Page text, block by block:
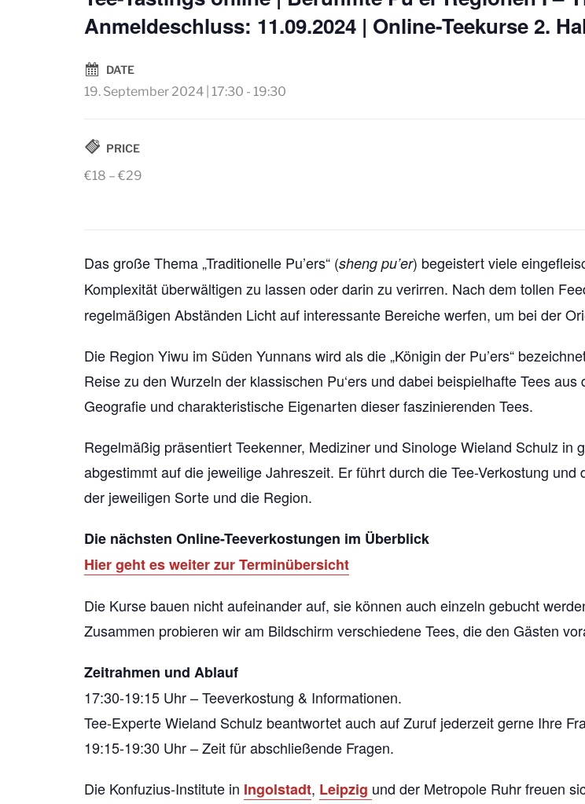
Anmeldeschluss: 11.09.2024 | Online-Teekurse 2.
DATE
19. September 2024 | 17:30 - 19:30
PRICE
€18 – €29
Das große Thema „Traditionelle Pu’ers“ (sheng pu’er) begeistert viele
Komplexität überwältigen zu lassen oder darin zu verirren. Nach dem tollen
regelmäßigen Abständen Licht auf interessante Bereiche werfen, um bei der
Die Region Yiwu im Süden Yunnans wird als die „Königin der Pu’ers“
Reise zu den Wurzeln der klassischen Pu‘ers und dabei beispielhafte Tees
Geografie und charakteristische Eigenarten dieser faszinierenden Tees.
Regelmäßig präsentiert Teekenner, Mediziner und Sinologe Wieland Schulz
abgestimmt auf die jeweilige Jahreszeit. Er führt durch die Tee-Verkostung
der jeweiligen Sorte und die Region.
Die nächsten Online-Teeverkostungen im Überblick
Hier geht es weiter zur Terminübersicht
Die Kurse bauen nicht aufeinander auf, sie können auch einzeln gebucht
Zusammen probieren wir am Bildschirm verschiedene Tees, die den Gästen
Zeitrahmen und Ablauf
17:30-19:15 Uhr – Teeverkostung & Informationen.
Tee-Experte Wieland Schulz beantwortet auch auf Zuruf jederzeit gerne Ihre
19:15-19:30 Uhr – Zeit für abschließende Fragen.
Die Konfuzius-Institute in Ingolstadt, Leipzig und der Metropole Ruhr freuen